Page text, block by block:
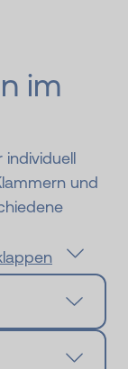
im
individuell
und